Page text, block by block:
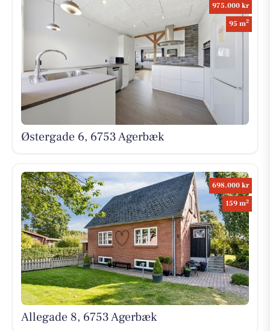
975.000 kr
95 m2
Østergade 6, 6753 Agerbæk
698.000 kr
159 m2
Allegade 8, 6753 Agerbæk